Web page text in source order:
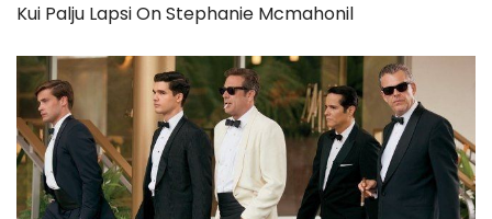
Kui Palju Lapsi On Stephanie Mcmahonil